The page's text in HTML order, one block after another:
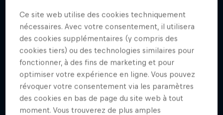
Ce site web utilise des cookies techniquement
nécessaires. Avec votre consentement, il utilisera
des cookies supplémentaires (y compris des
cookies tiers) ou des technologies similaires pour
fonctionner, à des fins de marketing et pour
optimiser votre expérience en ligne. Vous pouvez
révoquer votre consentement via les paramètres
des cookies en bas de page du site web à tout
moment. Vous trouverez de plus amples